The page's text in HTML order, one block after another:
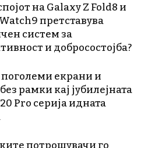
на Galaxy Z Fold8 и
претставува
систем за
и добросостојба?
екрани и
рамки кај јубилејната
Pro серија идната
потрошувачи го